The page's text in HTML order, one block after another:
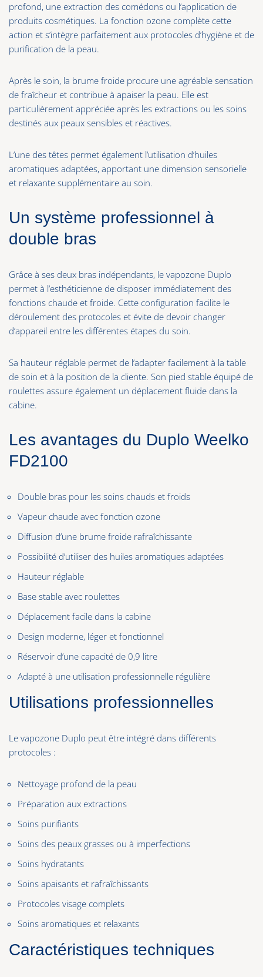
profond, une extraction des comédons ou l’application de
produits cosmétiques. La fonction ozone complète cette
action et s’intègre parfaitement aux protocoles d’hygiène et de
purification de la peau.
Après le soin, la brume froide procure une agréable sensation
de fraîcheur et contribue à apaiser la peau. Elle est
particulièrement appréciée après les extractions ou les soins
destinés aux peaux sensibles et réactives.
L’une des têtes permet également l’utilisation d’huiles
aromatiques adaptées, apportant une dimension sensorielle
et relaxante supplémentaire au soin.
Un système professionnel à
double bras
Grâce à ses deux bras indépendants, le vapozone Duplo
permet à l’esthéticienne de disposer immédiatement des
fonctions chaude et froide. Cette configuration facilite le
déroulement des protocoles et évite de devoir changer
d’appareil entre les différentes étapes du soin.
Sa hauteur réglable permet de l’adapter facilement à la table
de soin et à la position de la cliente. Son pied stable équipé de
roulettes assure également un déplacement fluide dans la
cabine.
Les avantages du Duplo Weelko
FD2100
Double bras pour les soins chauds et froids
Vapeur chaude avec fonction ozone
Diffusion d’une brume froide rafraîchissante
Possibilité d’utiliser des huiles aromatiques adaptées
Hauteur réglable
Base stable avec roulettes
Déplacement facile dans la cabine
Design moderne, léger et fonctionnel
Réservoir d’une capacité de 0,9 litre
Adapté à une utilisation professionnelle régulière
Utilisations professionnelles
Le vapozone Duplo peut être intégré dans différents
protocoles :
Nettoyage profond de la peau
Préparation aux extractions
Soins purifiants
Soins des peaux grasses ou à imperfections
Soins hydratants
Soins apaisants et rafraîchissants
Protocoles visage complets
Soins aromatiques et relaxants
Caractéristiques techniques